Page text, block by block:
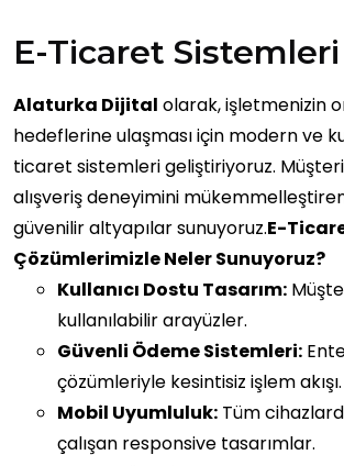
E-Ticaret Sistemleri
Alaturka Dijital olarak, işletmenizin
hedeflerine ulaşması için modern ve
ticaret sistemleri geliştiriyoruz.
alışveriş deneyimini
güvenilir altyapılar sunuyoruz.E-
Çözümlerimizle Neler Sunuyoruz?
Kullanıcı Dostu Tasarım:
kullanılabilir arayüzler.
Güvenli Ödeme Sistemleri:
çözümleriyle kesintisiz işlem akışı.
Mobil Uyumluluk: Tüm
çalışan responsive tasarımlar.